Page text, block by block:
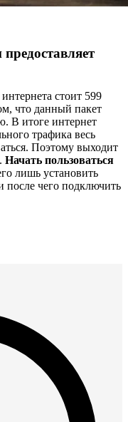
стоит 599
что данный пакет
В итоге интернет
трафика весь
Поэтому выходит
Начать пользоваться
лишь установить
чего подключить